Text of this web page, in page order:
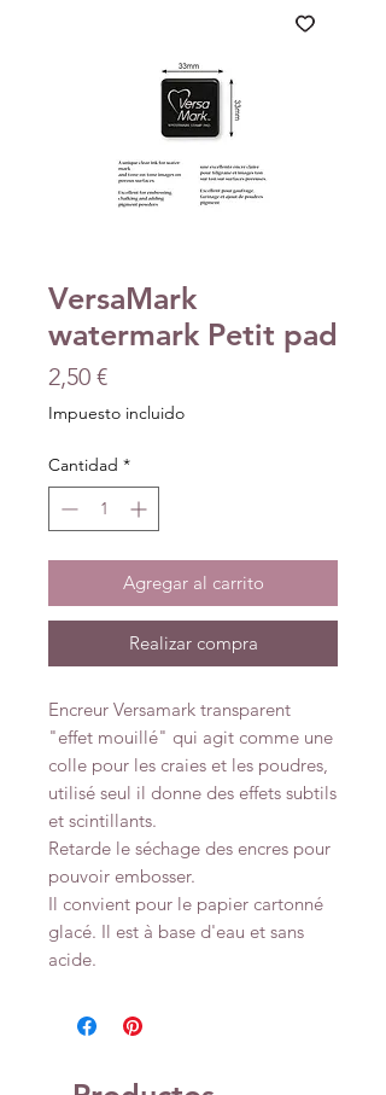
VersaMark
watermark Petit pad
2,50 €Precio
Impuesto incluido
Cantidad *
Agregar al carrito
Realizar compra
Encreur Versamark transparent
"effet mouillé" qui agit comme une
colle pour les craies et les poudres,
utilisé seul il donne des effets subtils
et scintillants.
Retarde le séchage des encres pour
pouvoir embosser.
Il convient pour le papier cartonné
glacé. Il est à base d'eau et sans
acide.